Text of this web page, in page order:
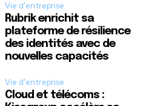
Vie d'entreprise
Rubrik enrichit sa
plateforme de résilience
des identités avec de
nouvelles capacités
Vie d'entreprise
Cloud et télécoms :